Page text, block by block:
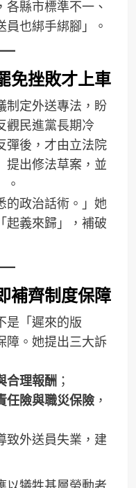
縣市標準不一、
也綁手綁腳」。
免挫敗才上車
制定外送專法，盼
觀民進黨長期冷
彈後，才由立法院
提出修法草案，並
。
的政治話術。」她
起義來歸」，補破
補齊制度保障
是「遲來的版
障。她提出三大訴
合理報酬 ；
任險與職災保險，
致外送員失業，建
以犧牲基層勞動者